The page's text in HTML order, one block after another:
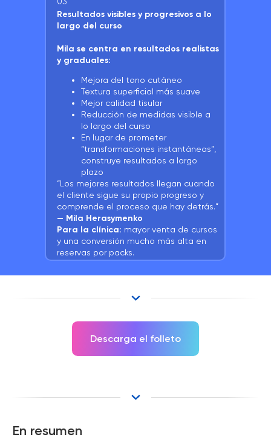
Resultados visibles y progresivos a lo
largo del curso
Mila se centra en resultados realistas
y graduales:
Mejora del tono cutáneo
Textura superficial más suave
Mejor calidad tisular
Reducción de medidas visible a
lo largo del curso
En lugar de prometer
“transformaciones instantáneas”,
construye resultados a largo
plazo
“Los mejores resultados llegan cuando
el cliente sigue su propio progreso y
comprende el proceso que hay detrás.”
— Mila Herasymenko
Para la clínica: mayor venta de cursos
y una conversión mucho más alta en
reservas por packs.
Descarga el folleto
En resumen